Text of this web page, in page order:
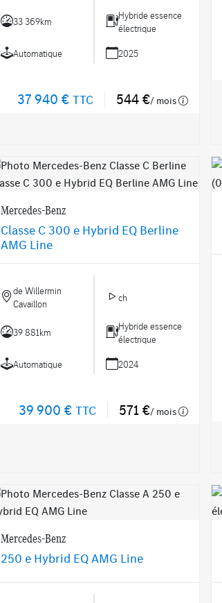
33 369km
Hybride essence
électrique
Automatique 2025
37 940 €TTC 544 €/ mois
Mercedes-Benz
Classe C 300 e Hybrid EQ Berline
AMG Line
de Willermin
Cavaillon
ch
39 881km
Hybride essence
électrique
Automatique 2024
39 900 €TTC 571 €/ mois
Mercedes-Benz
250 e Hybrid EQ AMG Line